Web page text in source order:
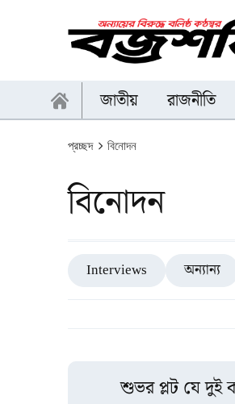
জাতীয় রাজনীতি
প্রচ্ছদ বিনোদন
বিনোদন
Interviews অন্যান্য
শুভর প্লট যে দুই